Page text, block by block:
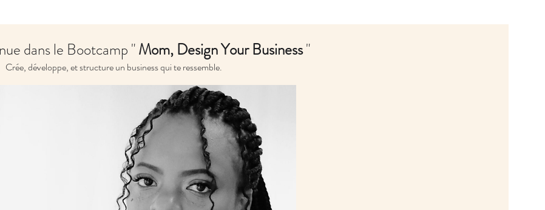
dans le Bootcamp "Mom, Design Your Business"
Crée, développe, et structure un business qui te ressemble.